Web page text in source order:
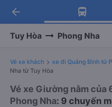
Tải app
Nhận ưu đãi
Tải app Vexere
-30k/ghế khi
arrow_back
Tuy Hòa Phong Nha
Vé xe khách xe đi Quảng Bình từ
Nha từ Tuy Hòa
Vé xe Giường nằm của
Phong Nha: 9 chuyến